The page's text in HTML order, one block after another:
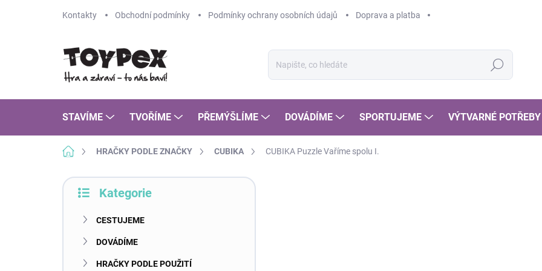
Kontakty Obchodní podmínky Podmínky ochrany osobních údajů Doprava a platba
Hledat
STAVÍME TVOŘÍME PŘEMÝŠLÍME DOVÁDÍME SPORTUJEME VÝTVARNÉ
Domů HRAČKY PODLE ZNAČKY CUBIKA CUBIKA Puzzle Vaříme spolu I.
P
Kategorie
CESTUJEME
DOVÁDÍME
HRAČKY PODLE POUŽITÍ